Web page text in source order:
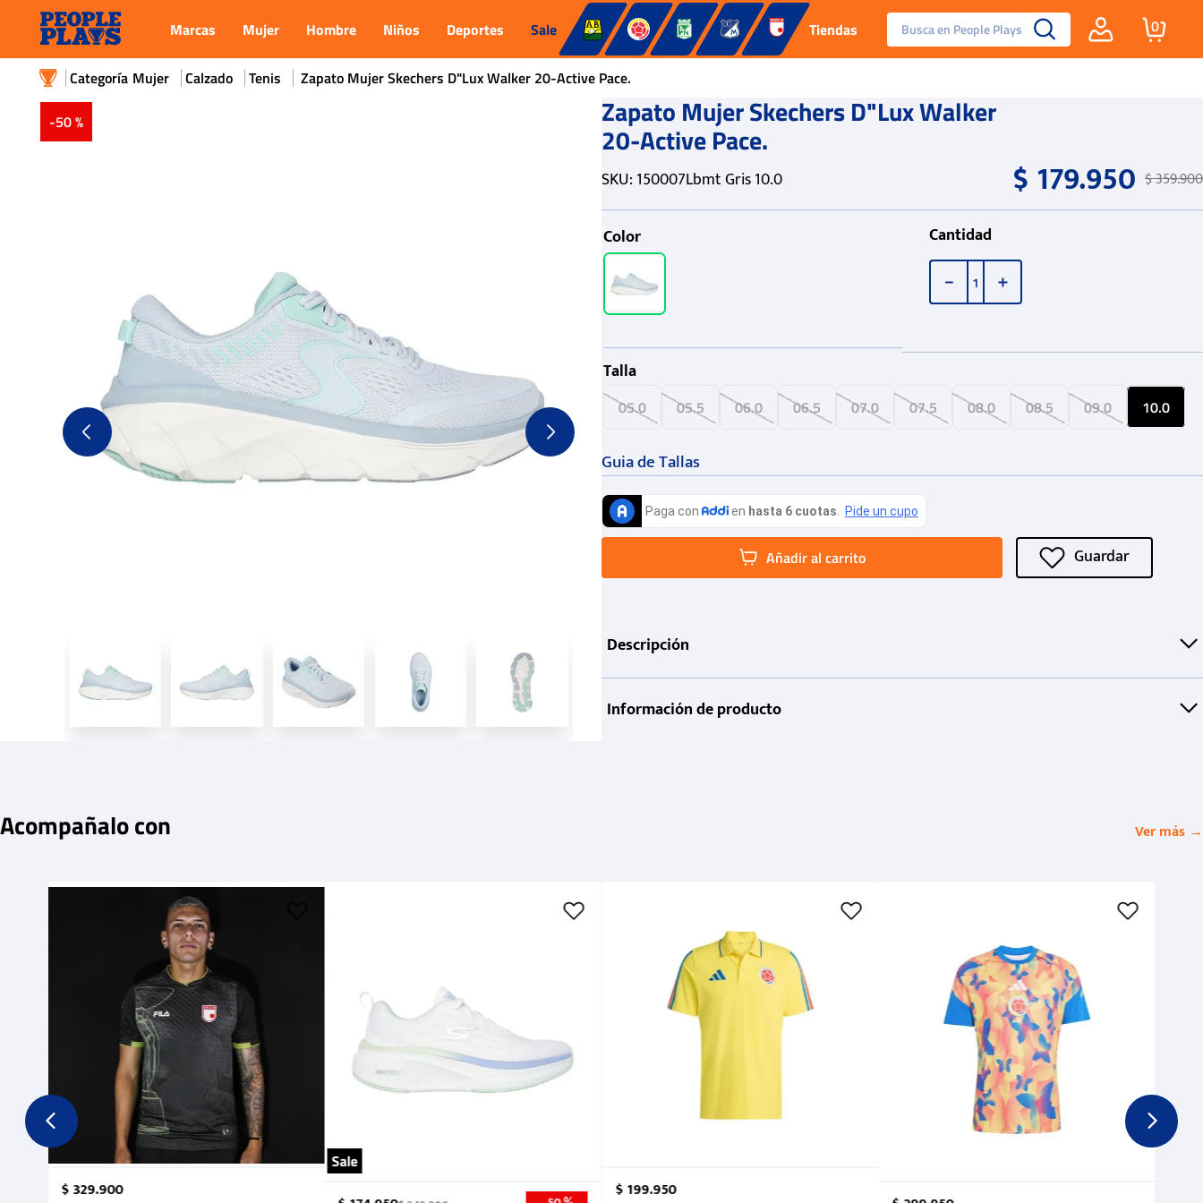
Marcas Mujer Hombre Niños Deportes Sale Tiendas Busca en People Plays
Reebok Fashion
0
Mujer Calzado Tenis Zapato Mujer Skechers D"Lux Walker 20-Active Pace.
-50 % Zapato Mujer Skechers D"Lux Walker
20-Active Pace.
SKU: 150007Lbmt Gris 10.0 $179.950 $359.900
Color
Talla
05.0 05.5 06.0 06.5 07.0 07.5 08.0 08.5 09.0 10.0
Guia de Tallas
Cantidad
＋
－
Añadir al carrito
Descripción
Información de producto
Acompañalo con Ver más →
$329.900
Sale
$199.950